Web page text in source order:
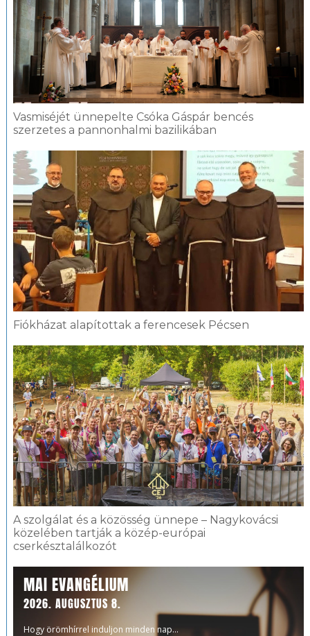
Vasmiséjét ünnepelte Csóka Gáspár bencés
szerzetes a pannonhalmi bazilikában
Fiókházat alapítottak a ferencesek Pécsen
A szolgálat és a közösség ünnepe – Nagykovácsi
közelében tartják a közép-európai
cserkésztalálkozót
MAI EVANGÉLIUM
2026. AUGUSZTUS 8.
Hogy örömhírrel induljon minden nap...